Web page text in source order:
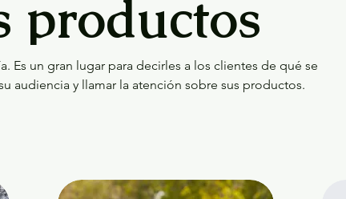
productos
Es un gran lugar para decirles a los clientes de qué se
audiencia y llamar la atención sobre sus productos.